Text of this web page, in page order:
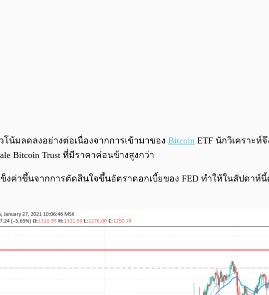
โน้มลดลงอย่างต่อเนื่องจากการเข้ามาของ Bitcoin ETF นักวิเคราะห์
Bitcoin Trust ที่มีราคาค่อนข้างสูงกว่า
งค่าขึ้นจากการตัดสินใจขึ้นอัตราดอกเบี้ยของ FED ทำให้ในสัปดาห์